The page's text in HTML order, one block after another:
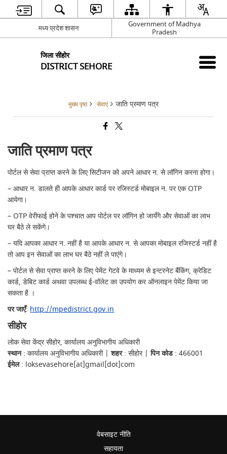
मध्य प्रदेश शासन
Government of Madhya
Pradesh
जिला सीहोर
DISTRICT SEHORE
मुख्य पृष्ठ सेवाएं जाति प्रमाण पत्र
जाति प्रमाण पत्र
पोर्टल से सेवा प्राप्त करने के लिए सिटीजन को अपने आधार न. से लॉगिन करना होगा।
– आधार न. डालते ही आपके आधार कार्ड पर रजिस्टर्ड मोबाइल न. पर एक OTP
आयेगा।
– OTP वेरीफाई होने के पश्चात आप पोर्टल पर लॉगिन हो जायँगे और सेवाओं का लाभ
घर बैठे ले सकेंगे।
– यदि आपका आधार न. नहीं है या आपके आधार न. से आपका मोबाइल रजिस्टर्ड नहीं है
तो आप इन सेवाओं का लाभ घर बैठे नहीं ले पाएंगे।
– पोर्टल से सेवा प्राप्त करने के लिए पेमेंट गेटवे के माध्यम से इन्टरनेट बैंकिंग, क्रेडिट
कार्ड, डेबिट कार्ड अथवा उपलब्ध ई-वॉलेट का उपयोग कर ऑनलाइन पेमेंट किया जा
सकता है ।
पर जाएँ: http://mpedistrict.gov.in
सीहोर
लोक सेवा केंद्र सीहोर, कार्यालय अनुविभागीय अधिकारी
स्थान: कार्यालय अनुविभागीय अधिकारी |शहर: सीहोर |पिन कोड: 466001
ईमेल: loksevasehore[at]gmail[dot]com
वेबसाइट नीति
सहायता